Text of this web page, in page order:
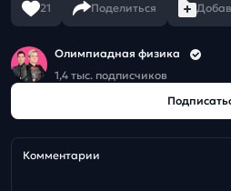
21 Поделиться
Олимпиадная физика
1,4 тыс. подписчиков
Комментарии